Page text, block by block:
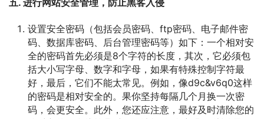
五. 进行网站安全管理，防止黑客入侵
设置安全密码（包括会员密码、ftp密码、电子邮件密
码、数据库密码、后台管理密码等）如下：一个相对安
全的密码首先必须是8个字符的长度，其次，它必须包
括大小写字母、数字和字母，如果有特殊控制字符最
好，最后，它们不能太常见。例如，像d9c&v6q0这样
的密码是相对安全的。果你坚持每隔几个月换一次密
码，会更安全。此外，您还应注意，最好及时清除您的